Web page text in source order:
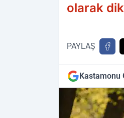
olarak
PAYLAŞ
Kastamonu